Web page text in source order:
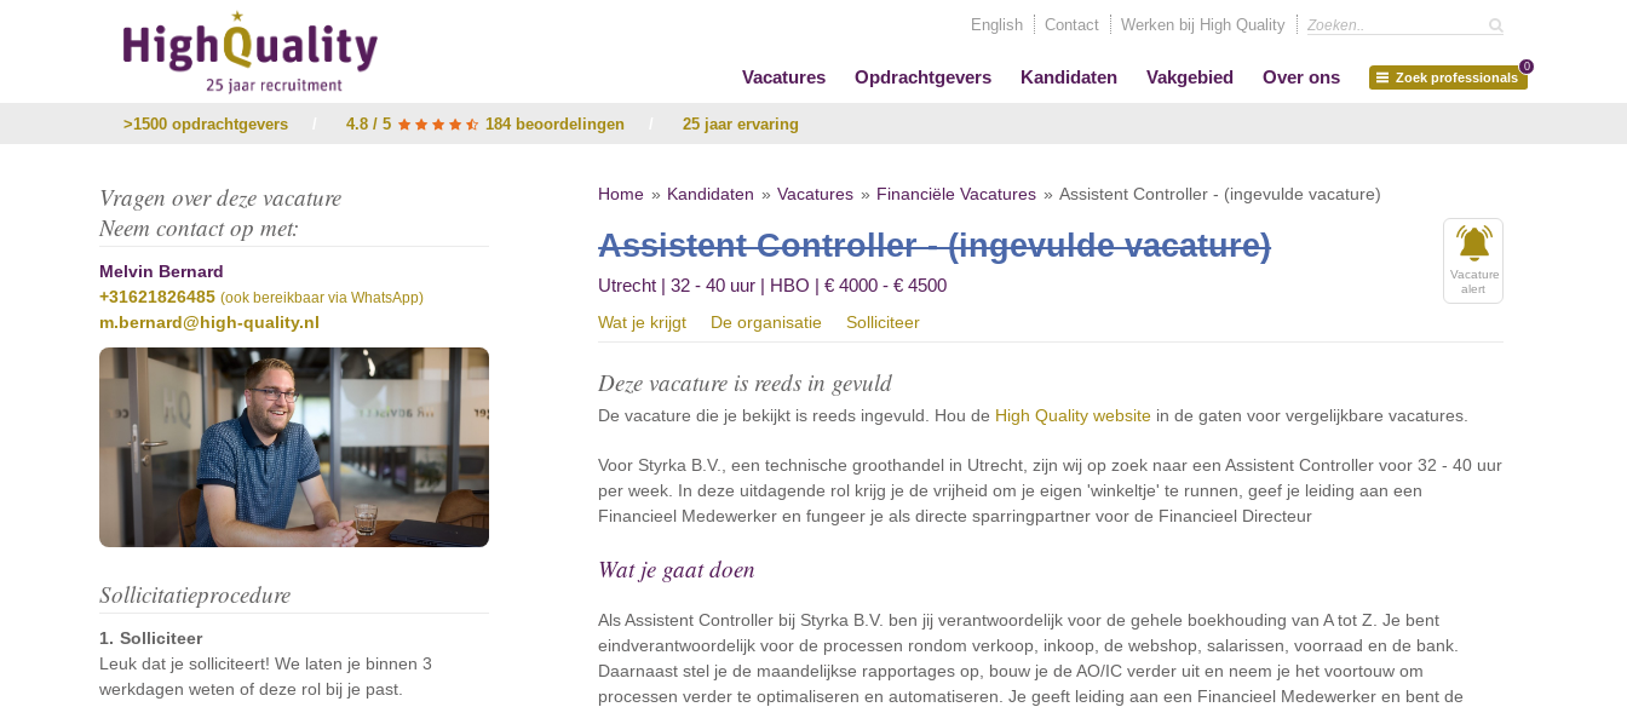
English Contact Werken bij High Quality
Vacatures Opdrachtgevers Kandidaten Vakgebied Over ons Zoek professionals
0
>1500 opdrachtgevers 4.8 / 5 184 beoordelingen 25 jaar ervaring
Vragen over deze vacature
Neem contact op met:
Melvin Bernard
+31621826485 (ook bereikbaar via WhatsApp)
m.bernard@high-quality.nl
Sollicitatieprocedure
Solliciteer
Leuk dat je solliciteert! We laten je binnen 3
werkdagen weten of deze rol bij je past.
Home Kandidaten Vacatures Financiële Vacatures Assistent Controller - (ingevulde vacature)
Assistent Controller - (ingevulde vacature)
Vacature
alert
Utrecht | 32 - 40 uur | HBO | € 4000 - € 4500
Wat je krijgt De organisatie Solliciteer
Deze vacature is reeds in gevuld
De vacature die je bekijkt is reeds ingevuld. Hou de High Quality website in de gaten voor vergelijkbare vacatures.
Voor Styrka B.V., een technische groothandel in Utrecht, zijn wij op zoek naar een Assistent Controller voor 32 - 40 uur
per week. In deze uitdagende rol krijg je de vrijheid om je eigen 'winkeltje' te runnen, geef je leiding aan een
Financieel Medewerker en fungeer je als directe sparringpartner voor de Financieel Directeur
Wat je gaat doen
Als Assistent Controller bij Styrka B.V. ben jij verantwoordelijk voor de gehele boekhouding van A tot Z. Je bent
eindverantwoordelijk voor de processen rondom verkoop, inkoop, de webshop, salarissen, voorraad en de bank.
Daarnaast stel je de maandelijkse rapportages op, bouw je de AO/IC verder uit en neem je het voortouw om
processen verder te optimaliseren en automatiseren. Je geeft leiding aan een Financieel Medewerker en bent de